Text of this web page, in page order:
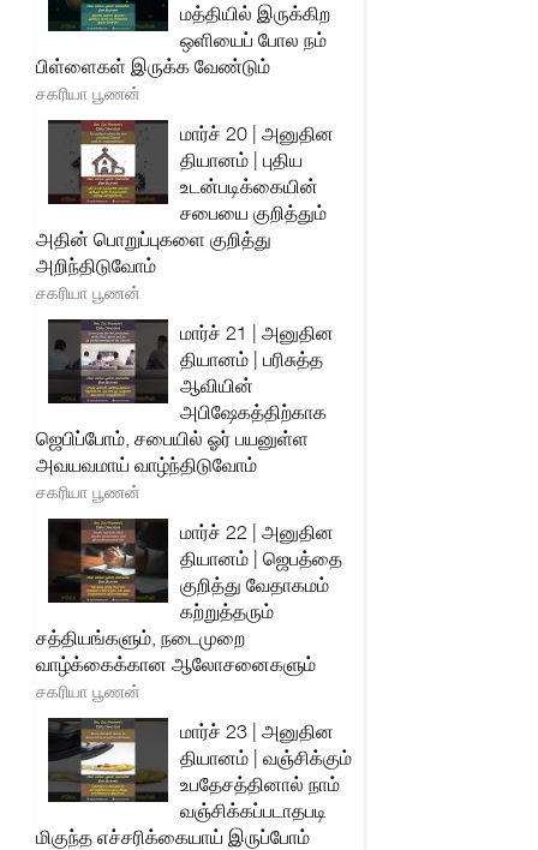
மத்தியில் இருக்கிற
ஒளியைப் போல நம்
பிள்ளைகள் இருக்க வேண்டும்
சகரியா பூணன்
மார்ச் 20 | அனுதின
தியானம் | புதிய
உடன்படிக்கையின்
சபையை குறித்தும்
அதின் பொறுப்புகளை குறித்து
அறிந்திடுவோம்
சகரியா பூணன்
மார்ச் 21 | அனுதின
தியானம் | பரிசுத்த
ஆவியின்
அபிஷேகத்திற்காக
ஜெபிப்போம், சபையில் ஓர் பயனுள்ள
அவயவமாய் வாழ்ந்திடுவோம்
சகரியா பூணன்
மார்ச் 22 | அனுதின
தியானம் | ஜெபத்தை
குறித்து வேதாகமம்
கற்றுத்தரும்
சத்தியங்களும், நடைமுறை
வாழ்க்கைக்கான ஆலோசனைகளும்
சகரியா பூணன்
மார்ச் 23 | அனுதின
தியானம் | வஞ்சிக்கும்
உபதேசத்தினால் நாம்
வஞ்சிக்கப்படாதபடி
மிகுந்த எச்சரிக்கையாய் இருப்போம்